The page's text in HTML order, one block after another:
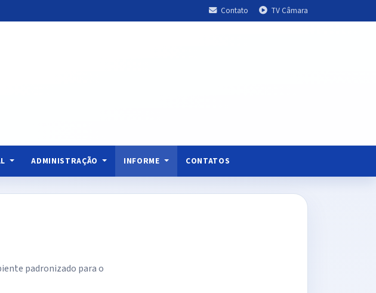
Contato TV Câmara
ADMINISTRAÇÃO INFORME CONTATOS
padronizado para o